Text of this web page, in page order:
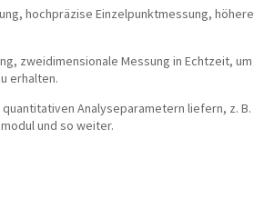
hochpräzise Einzelpunktmessung, höhere
zweidimensionale Messung in Echtzeit, um
erhalten.
Analyseparametern liefern, z. B.
und so weiter.